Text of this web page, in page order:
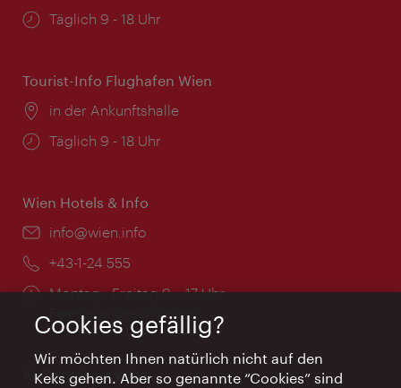
Öffnungszeiten:
Täglich 9 - 18 Uhr
Tourist-Info Flughafen Wien
Ort:
in der Ankunftshalle
Öffnungszeiten:
Täglich 9 - 18 Uhr
Wien Hotels & Info
Email:
info@wien.info
Telefon:
+43-1-24 555
Öffnungszeiten:
Montag - Freitag 9 – 17 Uhr
Feiertags geschlossen
AI Concierge Wien
Cookies gefällig?
Wir möchten Ihnen natürlich nicht auf den
Keks gehen. Aber so genannte “Cookies” sind